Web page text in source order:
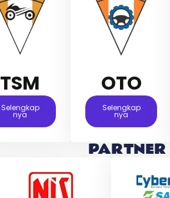
TSM
Selengkap
Nya
OTO
Selengkap
Nya